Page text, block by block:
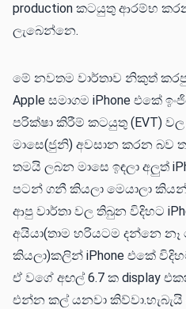
production කටයුතු ආරම්භ
ලැබෙන්නෙ.
මේ නවතම වාර්තාව නිකුත්
Apple සමාගම iPhone එකේ
පරික්ෂා කිරීම් කටයුතු (EVT)
මාසෙ(ජුනි) අවසාන කරන බව
තමයි ලබන මාසෙ ඉඳලා අලුත්
පටන් ගනී කියලා මෙයාලා
ආපු වාර්තා වල තිබුන විදිහට
අයියා(තාම හරියටම දන්නෙ
කියලා)කලින් iPhone එකේ
ඒ වගේ අඟල් 6.7 ක display
එන්න කල් යනවා